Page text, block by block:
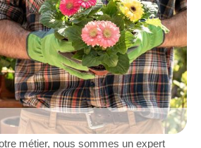
métier, nous sommes un expert